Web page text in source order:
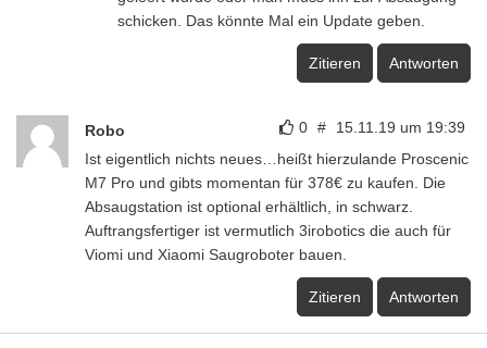
schicken. Das könnte Mal ein Update geben.
Zitieren Antworten
0 # 15.11.19 um 19:39
Robo
Ist eigentlich nichts neues…heißt hierzulande Proscenic
M7 Pro und gibts momentan für 378€ zu kaufen. Die
Absaugstation ist optional erhältlich, in schwarz.
Auftrangsfertiger ist vermutlich 3irobotics die auch für
Viomi und Xiaomi Saugroboter bauen.
Zitieren Antworten